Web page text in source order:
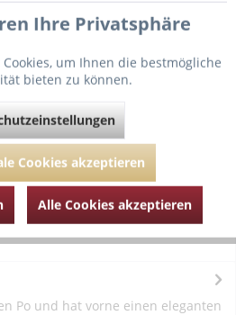
2420-schwarz-36
Po und hat vorne einen eleganten
Ihre Privatsphäre
um Ihnen die bestmögliche
bieten zu können.
Cookies akzeptieren
Alle Cookies akzeptieren